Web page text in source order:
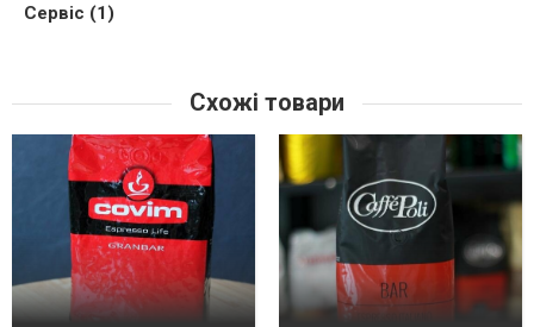
Сервіс (1)
Схожі товари